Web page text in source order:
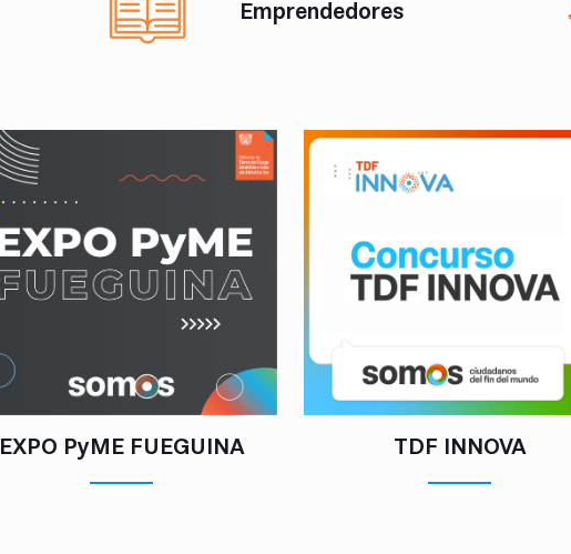
Emprendedores
EXPO PyME FUEGUINA TDF INNOVA